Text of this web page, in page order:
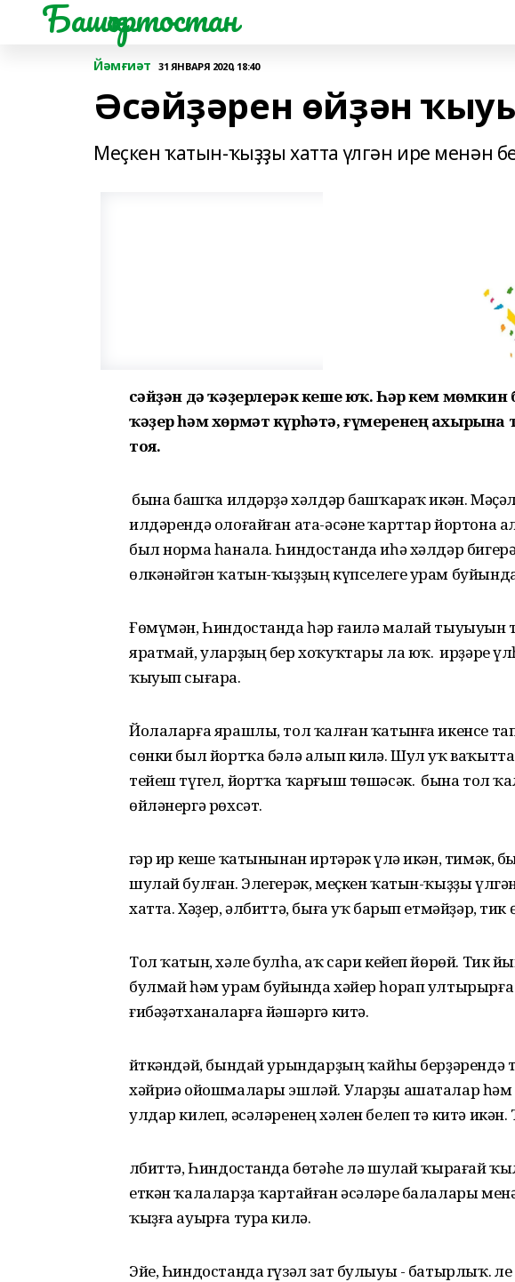
Башҡортостан
Йәмғиәт 31 ЯНВАРЯ 2020, 18:40
Әсәйҙәрен өйҙән
Меҫкен ҡатын-ҡыҙҙы хатта үлгән ире менән
Әсәйҙән дә ҡәҙерлерәк кеше юҡ. Һәр кем мөмкин
ҡәҙер һәм хөрмәт күрһәтә, ғүмеренең ахырына
тоя.
Ә бына башҡа илдәрҙә хәлдәр башҡараҡ икән.
илдәрендә олоғайған ата-әсәне ҡарттар
был норма һанала. Һиндостанда иһә хәлдәр
өлкәнәйгән ҡатын-ҡыҙҙың күпселеге урам
Ғөмүмән, Һиндостанда һәр ғаилә малай тыуыуын
яратмай, уларҙың бер хоҡуҡтары ла юҡ. Ә ирҙәре
ҡыуып сығара.
Йолаларға ярашлы, тол ҡалған ҡатынға икенсе
сөнки был йортҡа бәлә алып килә. Шул уҡ
тейеш түгел, йортҡа ҡарғыш төшәсәк. Ә бына тол
өйләнергә рөхсәт.
Әгәр ир кеше ҡатынынан иртәрәк үлә икән, тимәк,
шулай булған. Элегерәк, меҫкен ҡатын-ҡыҙҙы
хатта. Хәҙер, әлбиттә, быға уҡ барып етмәйҙәр,
Тол ҡатын, хәле булһа, аҡ сари кейеп йөрөй. Тик
булмай һәм урам буйында хәйер һорап
ғибәҙәтханаларға йәшәргә китә.
Әйткәндәй, бындай урындарҙың ҡайһы берҙәрендә
хәйриә ойошмалары эшләй. Уларҙы ашаталар һәм
улдар килеп, әсәләренең хәлен белеп тә китә
Әлбиттә, Һиндостанда бөтәһе лә шулай ҡырағай
еткән ҡалаларҙа ҡартайған әсәләре балалары
ҡыҙға ауырға тура килә.
Эйе, Һиндостанда гүзәл зат булыуы - батырлыҡ.